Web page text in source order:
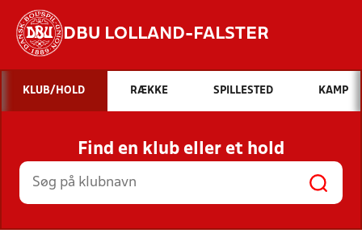
DBU LOLLAND-FALSTER
Hvad vil du søge efter?
INDHOLD OG NYHEDER
STILLINGER, RESULTATER, KLUBBER OG
HOLD
KLUB/HOLD RÆKKE SPILLESTED KAMP
Find en klub eller et hold